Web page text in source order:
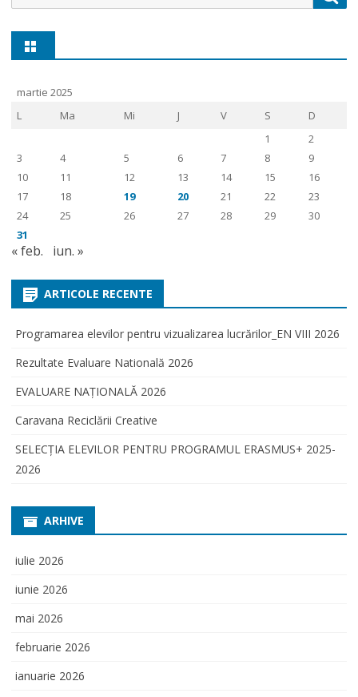
for:
martie 2025
L
Ma Mi J V S
D
1
2
3
4 5 6 7 8
9
10
11 12 13 14 15
16
17
18 19 20 21 22
23
24
25 26 27 28 29
30
31
« feb. iun. »
ARTICOLE RECENTE
Programarea elevilor pentru vizualizarea lucrărilor_EN VIII 2026
Rezultate Evaluare Natională 2026
EVALUARE NAŢIONALĂ 2026
Caravana Reciclării Creative
SELECŢIA ELEVILOR PENTRU PROGRAMUL ERASMUS+ 2025-
2026
ARHIVE
iulie 2026
iunie 2026
mai 2026
februarie 2026
ianuarie 2026